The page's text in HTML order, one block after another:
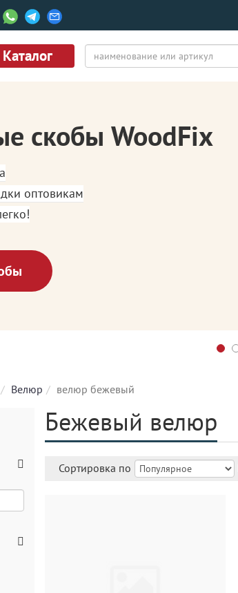
Каталог
скобы WoodFix
оптовикам
Велюр велюр бежевый
Бежевый велюр
Сортировка по